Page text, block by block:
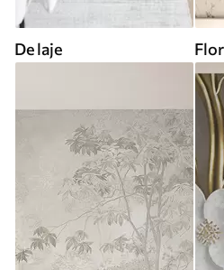
De laje